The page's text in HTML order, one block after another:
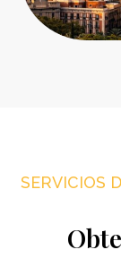
SERVICIOS